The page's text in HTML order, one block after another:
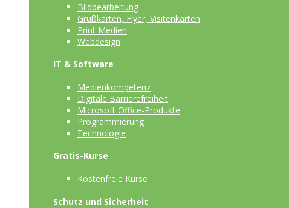
Bildbearbeitung
Grußkarten, Flyer, Visitenkarten
Print Medien
Webdesign
IT & Software
Medienkompetenz
Digitale Barrierefreiheit
Microsoft Office-Produkte
Programmierung
Technologie
Gratis-Kurse
Kostenfreie Kurse
Schutz und Sicherheit